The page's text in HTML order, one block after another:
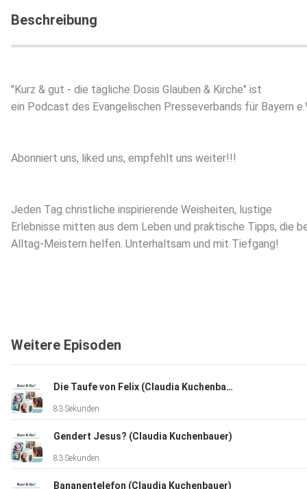
Beschreibung
"Kurz & gut - die tägliche Dosis Glauben & Kirche" ist
ein Podcast des Evangelischen Presseverbands für Bayern
Abonniert uns, liked uns, empfehlt uns weiter!!!
Jeden Tag christliche inspirierende Weisheiten, lustige
Erlebnisse mitten aus dem Leben und praktische Tipps, die
Alltag-Meistern helfen. Unterhaltsam und mit Tiefgang!
Weitere Episoden
Die Taufe von Felix (Claudia Kuchenbauer)
83 Sekunden
Gendert Jesus? (Claudia Kuchenbauer)
83 Sekunden
Bananentelefon (Claudia Kuchenbauer)